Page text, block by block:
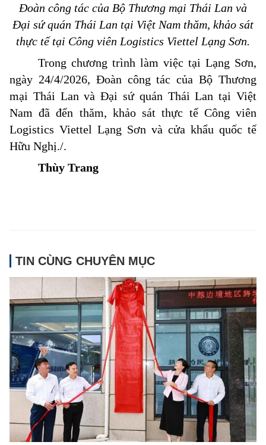
Đoàn công tác của Bộ Thương mại Thái Lan và
Đại sứ quán Thái Lan tại Việt Nam thăm, khảo sát
thực tế tại Công viên Logistics Viettel Lạng Sơn.
Trong chương trình làm việc tại Lạng Sơn,
ngày 24/4/2026, Đoàn công tác của Bộ Thương
mại Thái Lan và Đại sứ quán Thái Lan tại Việt
Nam đã đến thăm, khảo sát thực tế Công viên
Logistics Viettel Lạng Sơn và cửa khẩu quốc tế
Hữu Nghị./.
Thùy Trang
TIN CÙNG CHUYÊN MỤC